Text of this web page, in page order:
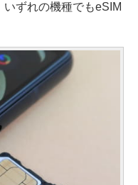
ずれの機種でもeSIM